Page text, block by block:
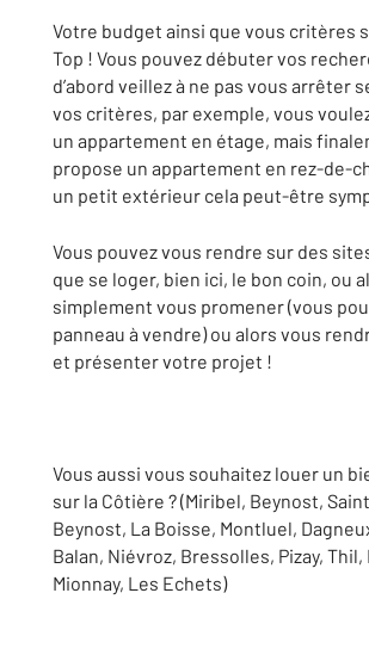
Votre budget ainsi que vous critères
Top ! Vous pouvez débuter vos
d’abord veillez à ne pas vous arrêter
vos critères, par exemple, vous
un appartement en étage, mais
propose un appartement en rez-de-
un petit extérieur cela peut-être
Vous pouvez vous rendre sur des
que se loger, bien ici, le bon coin, ou
simplement vous promener (vous
panneau à vendre) ou alors vous
et présenter votre projet !
Vous aussi vous souhaitez louer un
sur la Côtière ? (Miribel, Beynost,
Beynost, La Boisse, Montluel,
Balan, Niévroz, Bressolles, Pizay, Thil,
Mionnay, Les Echets)